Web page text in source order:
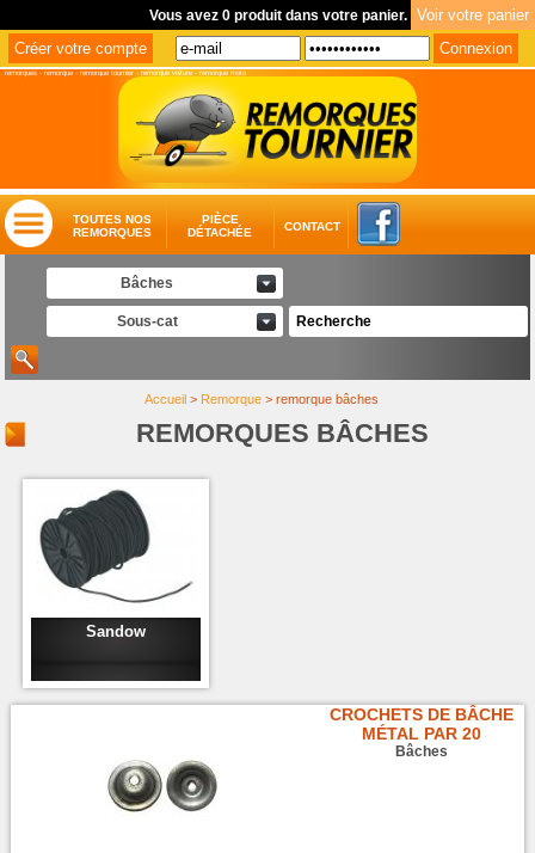
Vous avez 0 produit dans votre panier.
remorques -remorque -remorque tournier -remorque voiture -remorque moto
TOUTES NOS
REMORQUES
PIÈCE
DÉTACHÉE
CONTACT
Bâches
Sous-cat
Accueil> Remorque> remorque bâches
REMORQUES BÂCHES
Sandow
CROCHETS DE BÂCHE
MÉTAL PAR 20
Bâches